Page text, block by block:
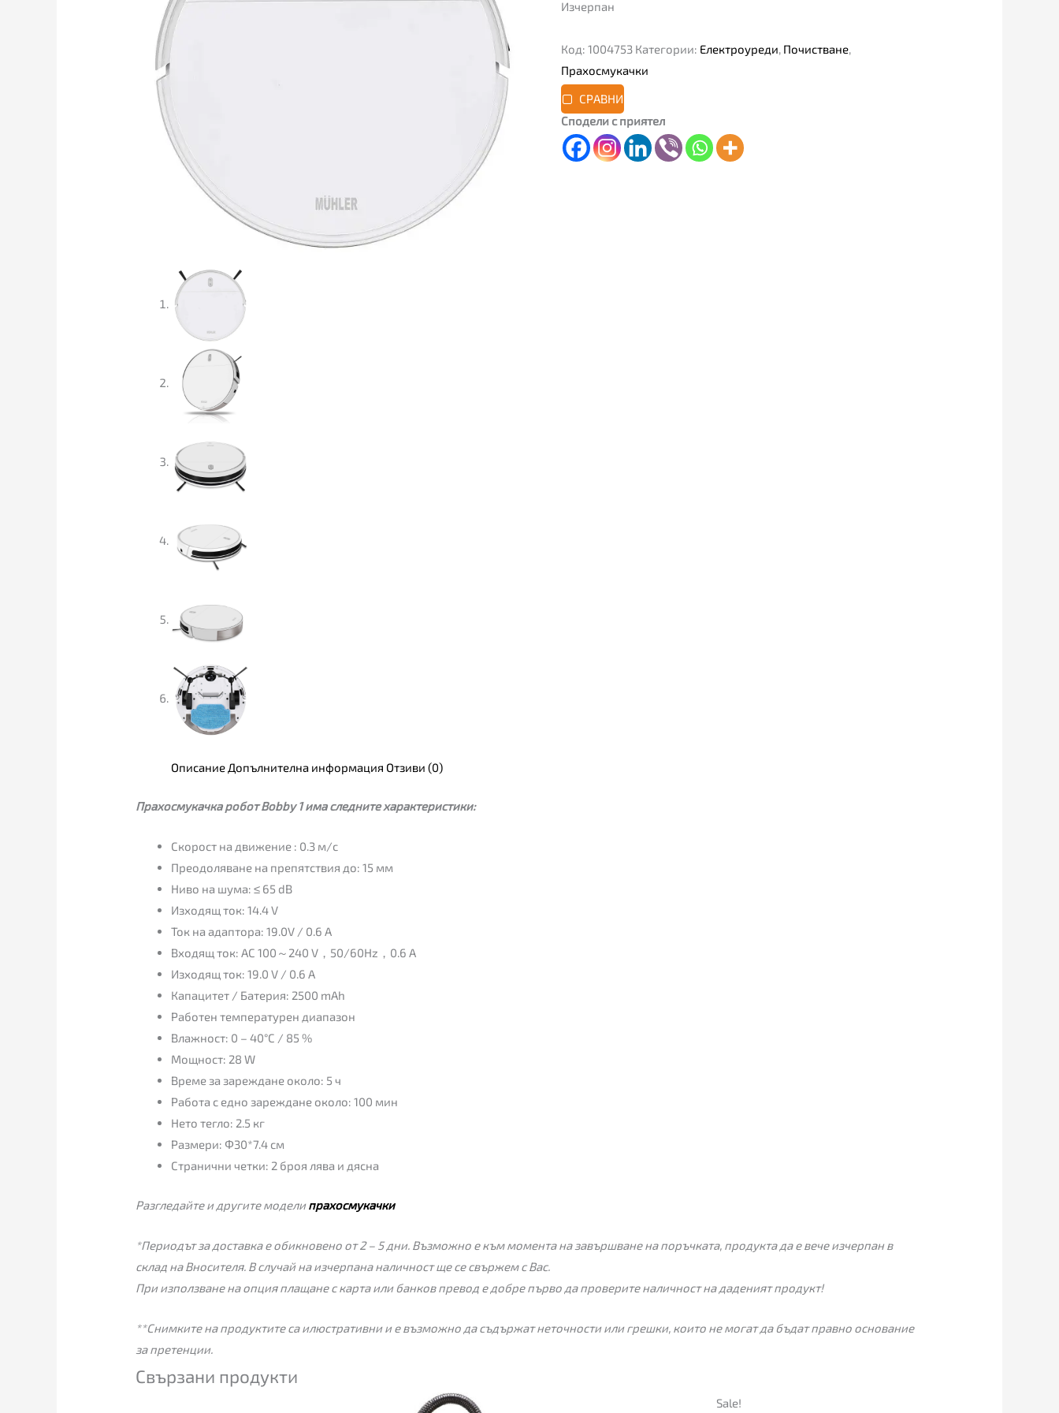
Изчерпан
Код: 1004753 Категории: Електроуреди Почистване
Прахосмукачки
СРАВНИ
Сподели с приятел
Описание Допълнителна информация Отзиви (0)
Прахосмукачка робот Bobby 1 има следните характеристики:
Скорост на движение : 0.3 м/с
Преодоляване на препятствия до: 15 мм
Ниво на шума: ≤ 65 dB
Изходящ ток: 14.4 V
Ток на адаптора: 19.0V / 0.6 A
Входящ ток: AC 100～240 V，50/60Hz，0.6 A
Изходящ ток: 19.0 V / 0.6 A
Капацитет / Батерия: 2500 mAh
Работен температурен диапазон
Влажност: 0 – 40°C / 85 %
Мощност: 28 W
Време за зареждане около: 5 ч
Работа с едно зареждане около: 100 мин
Нето тегло: 2.5 кг
Размери: Φ30*7.4 см
Странични четки: 2 броя лява и дясна
Разгледайте и другите моделипрахосмукачки
*Периодът за доставка е обикновено от 2 – 5 дни. Възможно е към момента на завършване на поръчката, продукта да е вече изчерпан в
склад на Вносителя. В случай на изчерпана наличност ще се свържем с Вас.
При използване на опция плащане с карта или банков превод е добре първо да проверите наличност на даденият продукт!
**Снимките на продуктите са илюстративни и е възможно да съдържат неточности или грешки, които не могат да бъдат правно основание
за претенции.
Свързани продукти
Sale!